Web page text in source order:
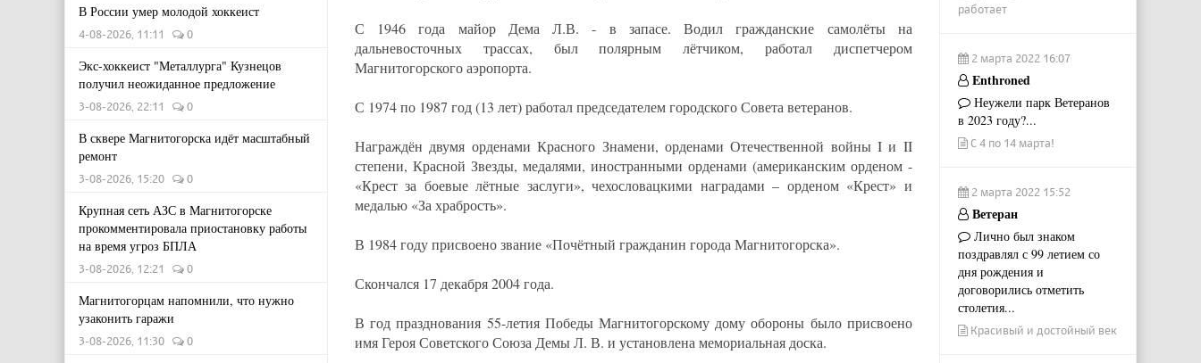
В России умер молодой хоккеист
4-08-2026, 11:11 0
Экс-хоккеист "Металлурга" Кузнецов
получил неожиданное предложение
3-08-2026, 22:11 0
В сквере Магнитогорска идёт масштабный
ремонт
3-08-2026, 15:20 0
Крупная сеть АЗС в Магнитогорске
прокомментировала приостановку работы
на время угроз БПЛА
3-08-2026, 12:21 0
Магнитогорцам напомнили, что нужно
узаконить гаражи
3-08-2026, 11:30 0
С 1946 года майор Дема Л.В. - в запасе. Водил гражданские самолёты на
дальневосточных трассах, был полярным лётчиком, работал диспетчером
Магнитогорского аэропорта.
С 1974 по 1987 год (13 лет) работал председателем городского Совета ветеранов.
Награждён двумя орденами Красного Знамени, орденами Отечественной войны I и II
степени, Красной Звезды, медалями, иностранными орденами (американским орденом -
«Крест за боевые лётные заслуги», чехословацкими наградами – орденом «Крест» и
медалью «За храбрость».
В 1984 году присвоено звание «Почётный гражданин города Магнитогорска».
Скончался 17 декабря 2004 года.
В год празднования 55-летия Победы Магнитогорскому дому обороны было присвоено
имя Героя Советского Союза Демы Л. В. и установлена мемориальная доска.
работает
2 марта 2022 16:07
Enthroned
Неужели парк Ветеранов
в 2023 году?...
С 4 по 14 марта!
2 марта 2022 15:52
Ветеран
Лично был знаком
поздравлял с 99 летием со
дня рождения и
договорились отметить
столетия...
Красивый и достойный век